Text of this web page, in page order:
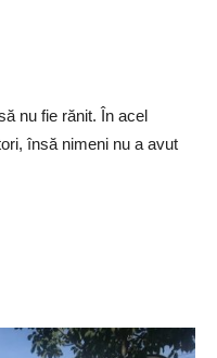
nu fie rănit. În acel
însă nimeni nu a avut